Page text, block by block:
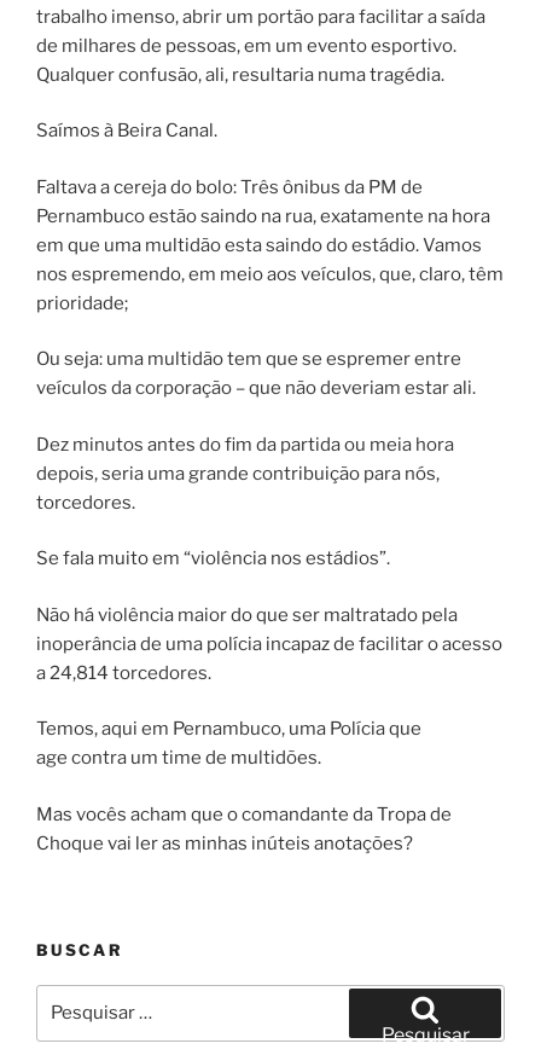
trabalho imenso, abrir um portão para facilitar a saída
de milhares de pessoas, em um evento esportivo.
Qualquer confusão, ali, resultaria numa tragédia.
Saímos à Beira Canal.
Faltava a cereja do bolo: Três ônibus da PM de
Pernambuco estão saindo na rua, exatamente na hora
em que uma multidão esta saindo do estádio. Vamos
nos espremendo, em meio aos veículos, que, claro, têm
prioridade;
Ou seja: uma multidão tem que se espremer entre
veículos da corporação – que não deveriam estar ali.
Dez minutos antes do fim da partida ou meia hora
depois, seria uma grande contribuição para nós,
torcedores.
Se fala muito em “violência nos estádios”.
Não há violência maior do que ser maltratado pela
inoperância de uma polícia incapaz de facilitar o acesso
a 24,814 torcedores.
Temos, aqui em Pernambuco, uma Polícia que
age contra um time de multidões.
Mas vocês acham que o comandante da Tropa de
Choque vai ler as minhas inúteis anotações?
BUSCAR
por:
Pesquisar